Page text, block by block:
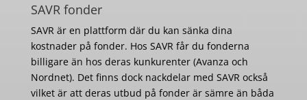
SAVR fonder
SAVR är en plattform där du kan sänka dina
kostnader på fonder. Hos SAVR får du fonderna
billigare än hos deras kunkurenter (Avanza och
Nordnet). Det finns dock nackdelar med SAVR också
vilket är att deras utbud på fonder är sämre än båda